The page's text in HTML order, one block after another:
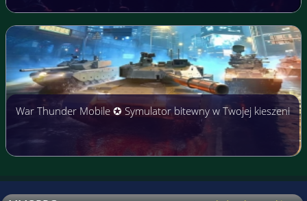
War Thunder Mobile ✪ Symulator bitewny w Twojej kieszeni